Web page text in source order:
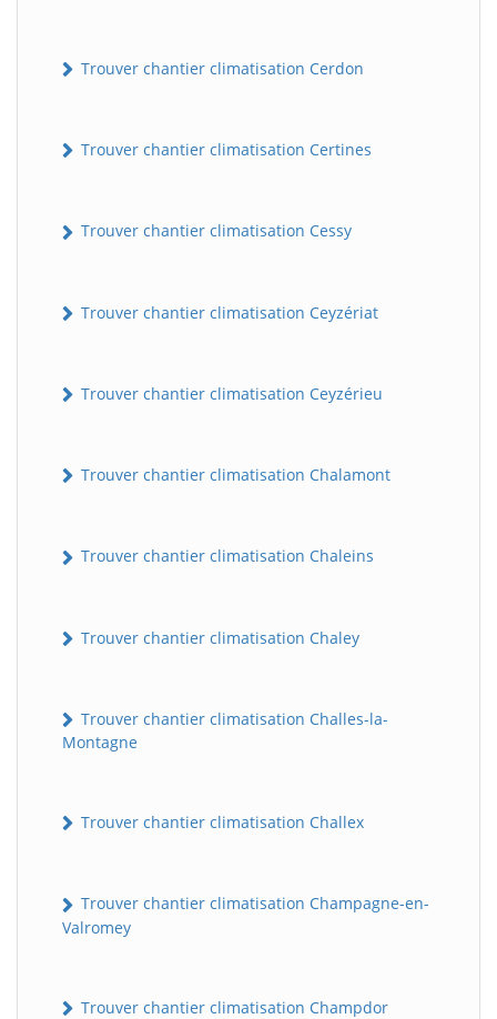
Trouver chantier climatisation Cerdon
Trouver chantier climatisation Certines
Trouver chantier climatisation Cessy
Trouver chantier climatisation Ceyzériat
Trouver chantier climatisation Ceyzérieu
Trouver chantier climatisation Chalamont
Trouver chantier climatisation Chaleins
Trouver chantier climatisation Chaley
Trouver chantier climatisation Challes-la-
Montagne
Trouver chantier climatisation Challex
Trouver chantier climatisation Champagne-en-
Valromey
Trouver chantier climatisation Champdor